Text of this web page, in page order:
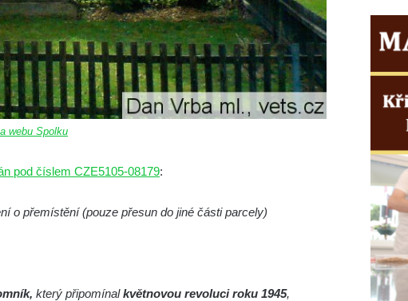
webu Spolku
pod číslem CZE5105-08179:
o přemístění (pouze přesun do jiné části parcely)
který připomínalkvětnovou revoluci roku 1945,